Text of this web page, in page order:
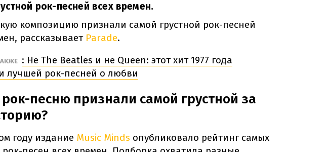
рок-песней всех времен.
композицию признали самой грустной рок-песней
рассказывает Parade.
: Не The Beatles и не Queen: этот хит 1977 года
лучшей рок-песней о любви
песню признали самой грустной за
году издание Music Minds опубликовало рейтинг самых